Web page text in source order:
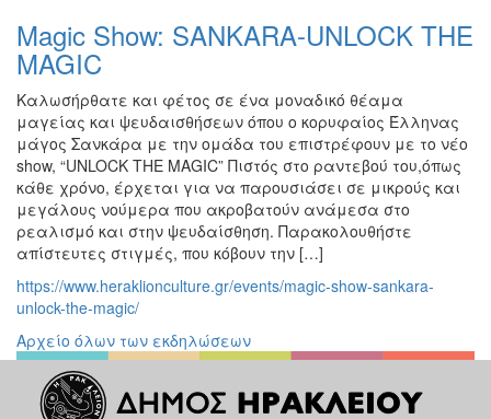
Magic Show: SANKARA-UNLOCK THE
MAGIC
Καλωσήρθατε και φέτος σε ένα μοναδικό θέαμα
μαγείας και ψευδαισθήσεων όπου o κορυφαίος Έλληνας
μάγος Σανκάρα με την ομάδα του επιστρέφουν με το νέο
show, “UNLOCK THE MAGIC” Πιστός στο ραντεβού του,όπως
κάθε χρόνο, έρχεται για να παρουσιάσει σε μικρούς και
μεγάλους νούμερα που ακροβατούν ανάμεσα στο
ρεαλισμό και στην ψευδαίσθηση. Παρακολουθήστε
απίστευτες στιγμές, που κόβουν την […]
https://www.heraklionculture.gr/events/magic-show-sankara-
unlock-the-magic/
Αρχείο όλων των εκδηλώσεων